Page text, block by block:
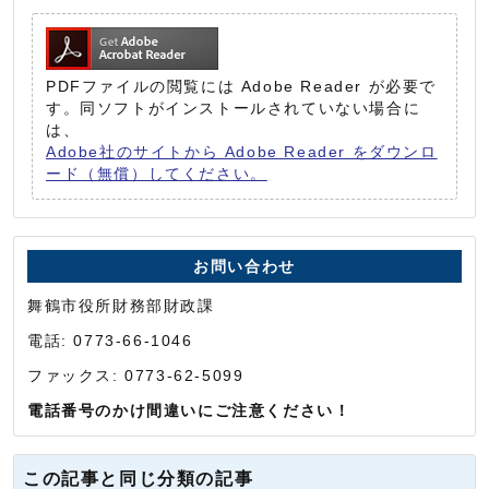
PDFファイルの閲覧には Adobe Reader が必要で
す。同ソフトがインストールされていない場合に
は、
Adobe社のサイトから Adobe Reader をダウンロ
ード（無償）してください。
お問い合わせ
舞鶴市役所財務部財政課
電話: 0773-66-1046
ファックス: 0773-62-5099
電話番号のかけ間違いにご注意ください！
この記事と同じ分類の記事